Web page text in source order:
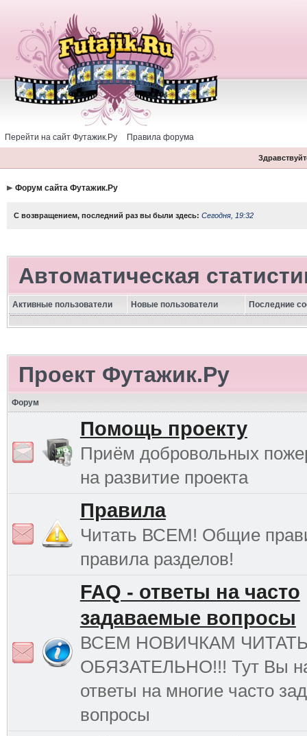
Перейти на сайт Футажик.Ру Правила форума
Форум сайта Футажик.Ру
С возвращением, последний раз вы были здесь: Сегодня, 19:32
Автоматическая
Активные пользователи Новые пользователи Последние
Проект Футажик.Ру
Форум
Помощь проекту
Приём добровольных
на развитие проекта
Правила
Читать ВСЕМ! Общие
правила разделов!
FAQ - ответы на часто
задаваемые вопросы
ВСЕМ НОВИЧКАМ
ОБЯЗАТЕЛЬНО!!! Тут Вы
ответы на многие часто
вопросы